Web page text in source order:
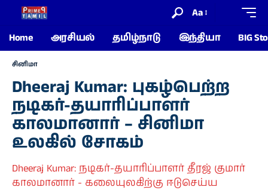
Aa
Home
அரசியல் தமிழ்நாடு இந்தியா BIG
சினிமா
Dheeraj Kumar: புகழ்பெற்ற
நடிகர்-தயாரிப்பாளர்
காலமானார் – சினிமா
உலகில் சோகம்
Dheeraj Kumar: நடிகர்-தயாரிப்பாளர் தீரஜ் குமார்
காலமானார் - கலையுலகிற்கு ஈடுசெய்ய